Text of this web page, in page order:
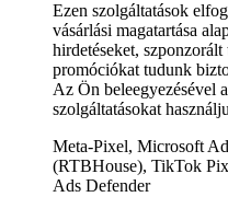
Ezen szolgáltatások
vásárlási magatartása
hirdetéseket,
promóciókat tudunk
Az Ön beleegyezésével
szolgáltatásokat
Meta-Pixel, Microsoft
(RTBHouse), TikTok
Ads Defender